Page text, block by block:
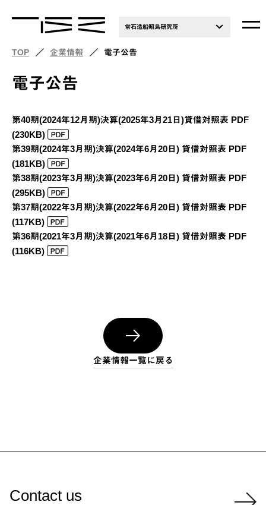
常石造船昭島研究所
TOP 企業情報 電子公告
電子公告
第40期(2024年12月期)決算(2025年3月21日)貸借対照表 PDF
(230KB)
第39期(2024年3月期)決算(2024年6月20日) 貸借対照表 PDF
(181KB)
第38期(2023年3月期)決算(2023年6月20日) 貸借対照表 PDF
(295KB)
第37期(2022年3月期)決算(2022年6月20日) 貸借対照表 PDF
(117KB)
第36期(2021年3月期)決算(2021年6月18日) 貸借対照表 PDF
(116KB)
企業情報一覧に戻る
Contact us